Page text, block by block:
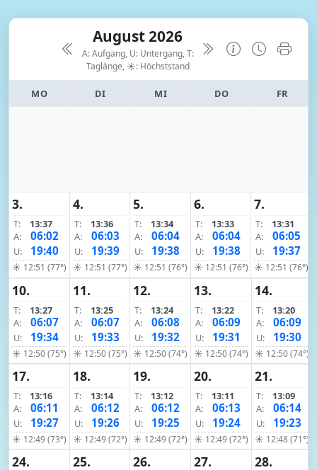
August 2026
A: Aufgang, U: Untergang, T:
Taglänge, ☀: Höchststand
MO DI MI DO FR
3.
T:
13:37
A:
06:02
U: 19:40
☀ 12:51 (77°)
4.
T:
13:36
A:
06:03
U: 19:39
☀ 12:51 (77°)
5.
T:
13:34
A:
06:04
U: 19:38
☀ 12:51 (76°)
6.
T:
13:33
A:
06:04
U: 19:38
☀ 12:51 (76°)
7.
T:
13:31
A:
06:05
U: 19:37
☀ 12:51 (76°)
10.
T:
13:27
A:
06:07
U: 19:34
☀ 12:50 (75°)
11.
T:
13:25
A:
06:07
U: 19:33
☀ 12:50 (75°)
12.
T:
13:24
A:
06:08
U: 19:32
☀ 12:50 (74°)
13.
T:
13:22
A:
06:09
U: 19:31
☀ 12:50 (74°)
14.
T:
13:20
A:
06:09
U: 19:30
☀ 12:50 (74°)
17.
T:
13:16
A:
06:11
U: 19:27
☀ 12:49 (73°)
18.
T:
13:14
A:
06:12
U: 19:26
☀ 12:49 (72°)
19.
T:
13:12
A:
06:12
U: 19:25
☀ 12:49 (72°)
20.
T:
13:11
A:
06:13
U: 19:24
☀ 12:49 (72°)
21.
T:
13:09
A:
06:14
U: 19:23
☀ 12:48 (71°)
24. 25. 26. 27. 28.